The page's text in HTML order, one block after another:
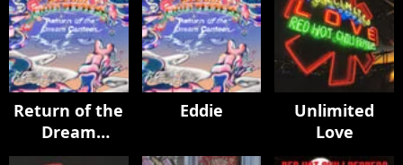
Return of the
Dream
Canteen
Eddie
Unlimited
Love